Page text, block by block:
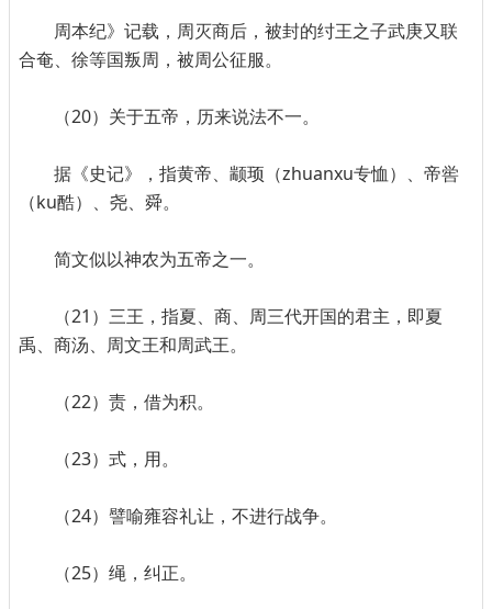
周本纪》记载，周灭商后，被封的纣王之子武庚又联
合奄、徐等国叛周，被周公征服。
（20）关于五帝，历来说法不一。
据《史记》，指黄帝、颛顼（zhuanxu专恤）、帝喾
（ku酷）、尧、舜。
简文似以神农为五帝之一。
（21）三王，指夏、商、周三代开国的君主，即夏
禹、商汤、周文王和周武王。
（22）责，借为积。
（23）式，用。
（24）譬喻雍容礼让，不进行战争。
（25）绳，纠正。